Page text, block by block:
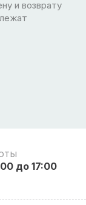
и возврату
до 17:00